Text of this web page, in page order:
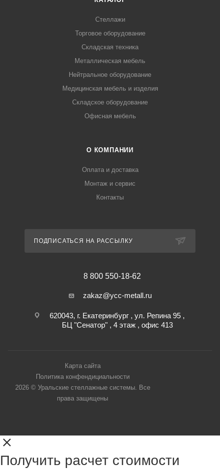
Стеллажи
Торговое оборудование
Складская техника
Металлическая мебель
Нейтральное оборудование
Медицинская мебель и изделия
Складское оборудование
Офисная мебель
О КОМПАНИИ
Оплата и доставка
Монтаж и сервис
Контакты
ПОДПИСАТЬСЯ НА РАССЫЛКУ
8 800 550-18-62
zakaz@ycc-metall.ru
620043, г. Екатеринбург , ул. Репина 95 ,
БЦ "Сенатор" , 4 этаж , офис 413
Карта сайта
Политика конфендициальности
2026 © Уральские стеллажные системы. Все
права защищены
Получить расчет стоимости